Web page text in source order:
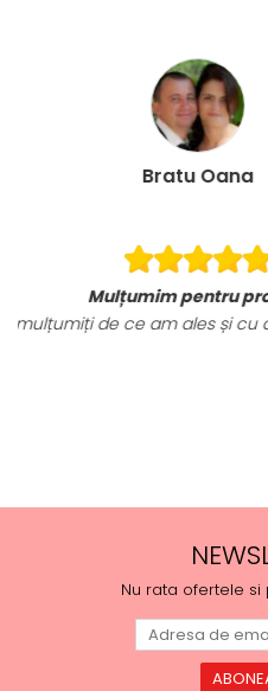
reveni!
Sunt mai mult
Croiul foarte
astept sa
Nu rata ofertele